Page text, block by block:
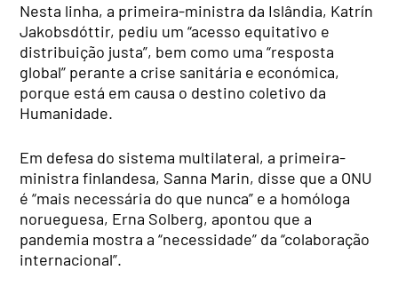
Nesta linha, a primeira-ministra da Islândia, Katrín
Jakobsdóttir, pediu um “acesso equitativo e
distribuição justa”, bem como uma “resposta
global” perante a crise sanitária e económica,
porque está em causa o destino coletivo da
Humanidade.
Em defesa do sistema multilateral, a primeira-
ministra finlandesa, Sanna Marin, disse que a ONU
é “mais necessária do que nunca” e a homóloga
norueguesa, Erna Solberg, apontou que a
pandemia mostra a “necessidade” da “colaboração
internacional”.